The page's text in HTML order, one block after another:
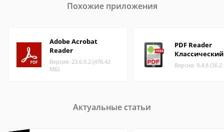
Похожие приложения
Adobe Acrobat
Reader
Версия: 23.6.0.2 (476.42
МБ)
PDF Reader
Классический
Версия: 9.4.8
Актуальные статьи